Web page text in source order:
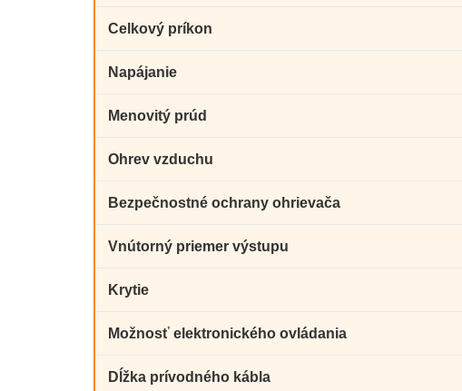
Celkový príkon
Napájanie
Menovitý prúd
Ohrev vzduchu
Bezpečnostné ochrany ohrievača
Vnútorný priemer výstupu
Krytie
Možnosť elektronického ovládania
Dĺžka prívodného kábla